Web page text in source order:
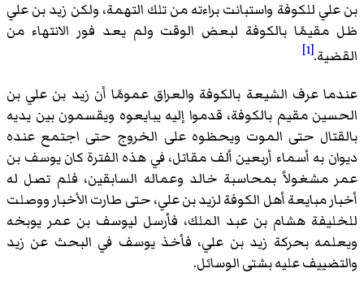
بن علي للكوفة واستبانت براءته من تلك التهمة، ولكن زيد بن علي
ظل مقيمًا بالكوفة لبعض الوقت ولم يعد فور الانتهاء من
القضية.[1]
عندما عرف الشيعة بالكوفة والعراق عمومًا أن زيد بن علي بن
الحسين مقيم بالكوفة، قدموا إليه يبايعوه ويقسمون بين يديه
بالقتال حتى الموت ويحظوه على الخروج حتى اجتمع عنده
ديوان به أسماء أربعين ألف مقاتل، في هذه الفترة كان يوسف بن
عمر مشغولاً بمحاسبة خالد وعماله السابقين، فلم تصل له
أخبار مبايعة أهل الكوفة لزيد بن علي، حتى طارت الأخبار ووصلت
للخليفة هشام بن عبد الملك، فأرسل ليوسف بن عمر يوبخه
ويعلمه بحركة زيد بن علي، فأخذ يوسف في البحث عن زيد
والتضييف عليه بشتى الوسائل.